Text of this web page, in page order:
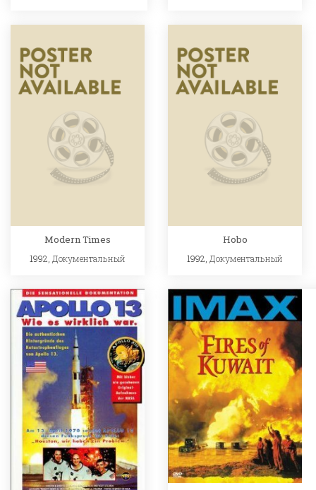
Modern Times
1992, Документальный
Hobo
1992, Документальный